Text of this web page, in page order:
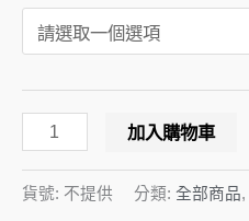
加入購物車
貨號: 不提供 分類: 全部商品,